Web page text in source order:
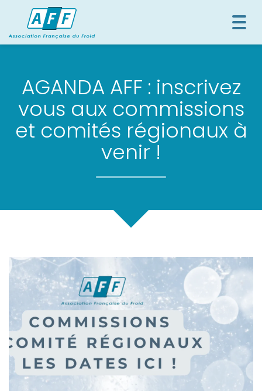
AGANDA AFF : inscrivez
vous aux commissions
et comités régionaux à
venir !